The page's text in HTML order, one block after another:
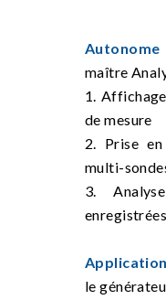
maître
1.
de mesure
2. Prise
multi-
3.
enregistrées
le